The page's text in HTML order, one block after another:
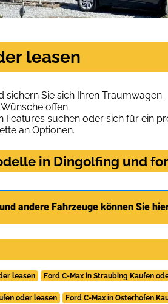
leasen
Sie sich Ihren Traumwagen.
offen.
suchen oder sich für ein
an Optionen.
in Dingolfing und
andere Fahrzeuge können Sie
leasen Ford C-Max in Straubing Kaufen
oder leasen Ford C-Max in Osterhofen